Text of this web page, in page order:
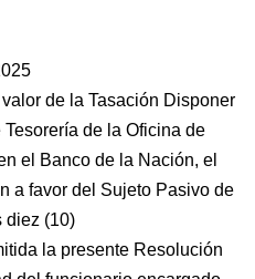
de la Tasación Disponer
de la Oficina de
el Banco de la Nación, el
a favor del Sujeto Pasivo de
diez (10)
la presente Resolución